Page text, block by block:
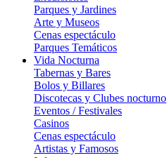
Parques y Jardines
Arte y Museos
Cenas espectáculo
Parques Temáticos
Vida Nocturna
Tabernas y Bares
Bolos y Billares
Discotecas y Clubes nocturno
Eventos / Festivales
Casinos
Cenas espectáculo
Artistas y Famosos